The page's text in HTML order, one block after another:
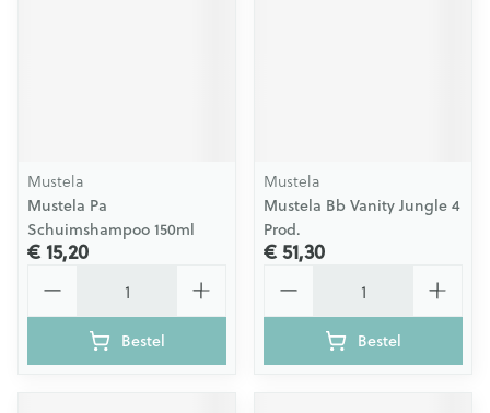
Mustela
Mustela Pa
Schuimshampoo 150ml
€ 15,20
Bestel
Mustela
Mustela Bb Vanity Jungle 4
Prod.
€ 51,30
Bestel